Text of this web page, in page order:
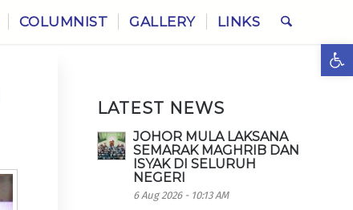
COLUMNIST GALLERY LINKS
LATEST NEWS
JOHOR MULA LAKSANA
SEMARAK MAGHRIB DAN
ISYAK DI SELURUH
NEGERI
6 Aug 2026 - 10:13 AM